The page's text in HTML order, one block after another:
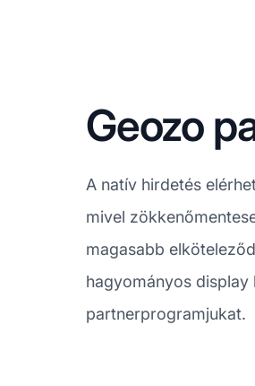
Geozo
A natív hirdetés
mivel
magasabb
hagyományos display
partnerprogramjukat.